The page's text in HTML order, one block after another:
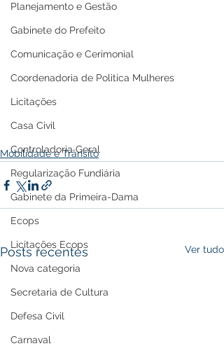
Planejamento e Gestão
Gabinete do Prefeito
Comunicação e Cerimonial
Coordenadoria de Politica Mulheres
Licitações
Casa Civil
Controladoria Geral
Regularização Fundiária
Gabinete da Primeira-Dama
Ecops
Licitações Ecops
Nova categoria
Secretaria de Cultura
Defesa Civil
Carnaval
Mobilidade e Trânsito
Posts recentes Ver tudo